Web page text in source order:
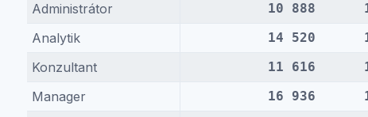
Administrátor
10 888
Analytik 14 520
Konzultant 11 616
Manager 16 936